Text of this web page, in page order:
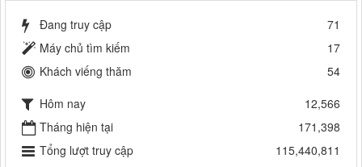
Đang truy cập
71
Máy chủ tìm kiếm
17
Khách viếng thăm
54
Hôm nay
12,566
Tháng hiện tại
171,398
Tổng lượt truy cập
115,440,811